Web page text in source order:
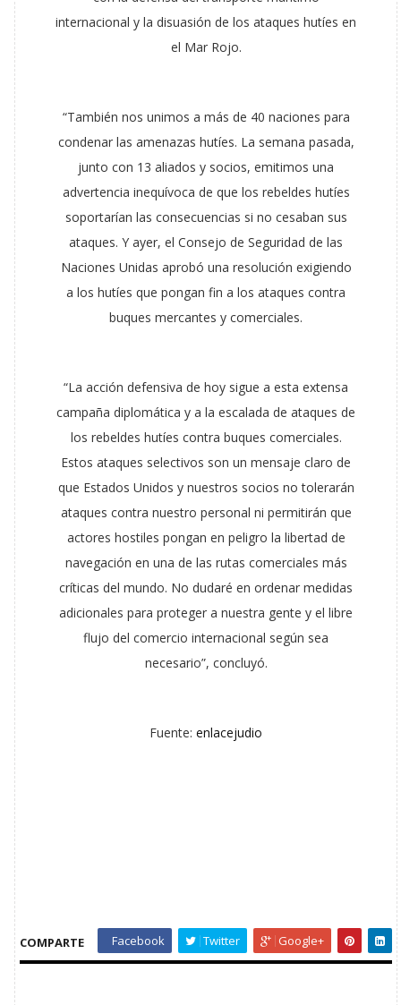
internacional y la disuasión de los ataques hutíes en
el Mar Rojo.
“También nos unimos a más de 40 naciones para
condenar las amenazas hutíes. La semana pasada,
junto con 13 aliados y socios, emitimos una
advertencia inequívoca de que los rebeldes hutíes
soportarían las consecuencias si no cesaban sus
ataques. Y ayer, el Consejo de Seguridad de las
Naciones Unidas aprobó una resolución exigiendo
a los hutíes que pongan fin a los ataques contra
buques mercantes y comerciales.
“La acción defensiva de hoy sigue a esta extensa
campaña diplomática y a la escalada de ataques de
los rebeldes hutíes contra buques comerciales.
Estos ataques selectivos son un mensaje claro de
que Estados Unidos y nuestros socios no tolerarán
ataques contra nuestro personal ni permitirán que
actores hostiles pongan en peligro la libertad de
navegación en una de las rutas comerciales más
críticas del mundo. No dudaré en ordenar medidas
adicionales para proteger a nuestra gente y el libre
flujo del comercio internacional según sea
necesario”, concluyó.
Fuente:enlacejudio
COMPARTE Facebook Twitter Google+